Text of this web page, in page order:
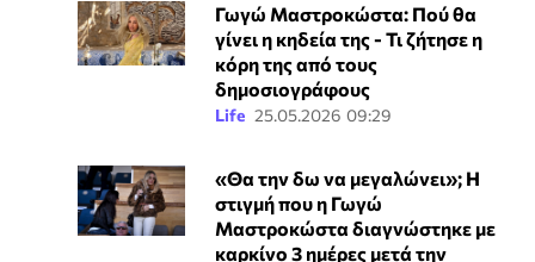
Γωγώ Μαστροκώστα: Πού θα
γίνει η κηδεία της - Τι ζήτησε η
κόρη της από τους
δημοσιογράφους
Life 25.05.2026 09:29
«Θα την δω να μεγαλώνει»; Η
στιγμή που η Γωγώ
Μαστροκώστα διαγνώστηκε με
καρκίνο 3 ημέρες μετά την